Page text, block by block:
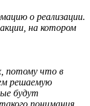
о реализации.
на котором
потому что в
решаемую
будут